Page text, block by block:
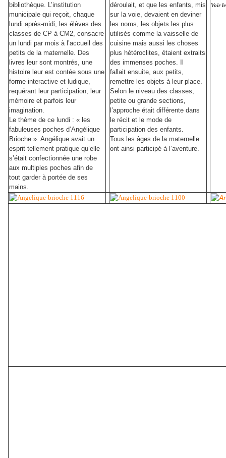
bibliothèque. L’institution
municipale qui reçoit, chaque
lundi après-midi, les élèves des
classes de CP à CM2, consacre
un lundi par mois à l’accueil des
petits de la maternelle. Des
livres leur sont montrés, une
histoire leur est contée sous une
forme interactive et ludique,
requérant leur participation, leur
mémoire et parfois leur
imagination.
Le thème de ce lundi : « les
fabuleuses poches d’Angélique
Brioche ». Angélique avait un
esprit tellement pratique qu’elle
s’était confectionnée une robe
aux multiples poches afin de
tout garder à portée de ses
mains.
déroulait, et que les enfants, mis
sur la voie, devaient en deviner
les noms, les objets les plus
utilisés comme la vaisselle de
cuisine mais aussi les choses
plus hétéroclites, étaient extraits
des immenses poches.
fallait ensuite, aux petits,
remettre les objets à leur place.
Selon le niveau des classes,
petite ou grande sections,
l’approche était différente dans
le récit et le mode de
participation des enfants.
Tous les âges de la maternelle
ont ainsi participé à l’aventure.
Voir